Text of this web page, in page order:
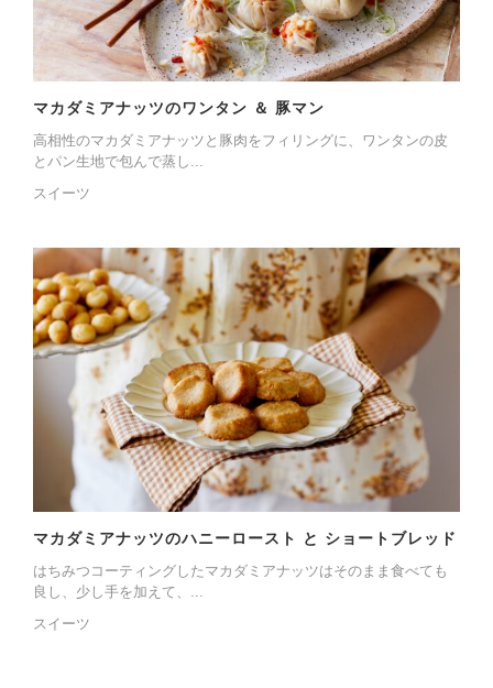
マカダミアナッツのワンタン ＆ 豚マン
高相性のマカダミアナッツと豚肉をフィリングに、ワンタンの皮
とパン生地で包んで蒸し...
スイーツ
マカダミアナッツのハニーロースト と ショートブレッド
はちみつコーティングしたマカダミアナッツはそのまま食べても
良し、少し手を加えて、...
スイーツ